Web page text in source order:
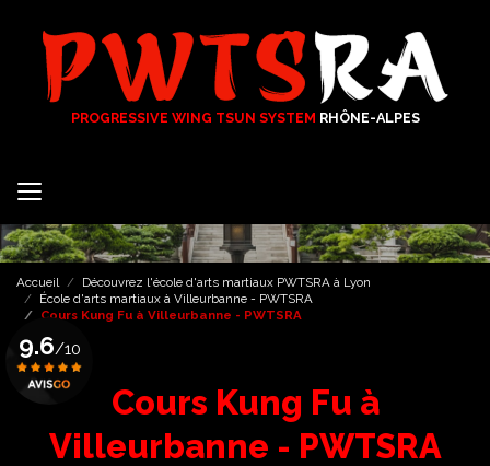
contenu
principal
PROGRESSIVE WING TSUN SYSTEM RHÔNE-ALPES
9.6/10
Accueil
Découvrez l'école d'arts martiaux PWTSRA à Lyon
École d'arts martiaux à Villeurbanne - PWTSRA
Cours Kung Fu à Villeurbanne - PWTSRA
Cours Kung Fu à
Villeurbanne - PWTSRA